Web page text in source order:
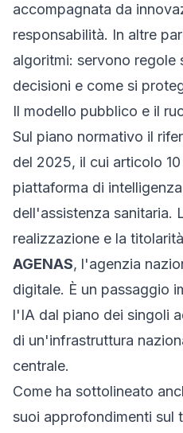
accompagnata da
responsabilità. In altre
algoritmi: servono regole
decisioni e come si
Il modello pubblico e il
Sul piano normativo il
del 2025, il cui articolo
piattaforma di
dell'assistenza sanitaria.
realizzazione e la
AGENAS, l'agenzia
digitale. È un passaggio
l'IA dal piano dei singoli
di un'infrastruttura
centrale.
Come ha sottolineato
suoi approfondimenti sul